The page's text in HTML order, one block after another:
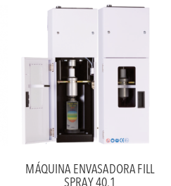
MÁQUINA ENVASADORA FILL
SPRAY 40.1